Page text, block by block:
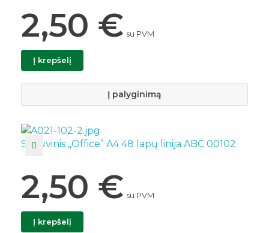
2,50 € su PVM
Į krepšelį
Į palyginimą
Sąsiuvinis „Office” A4 48 lapų linija ABC 00102
2,50 € su PVM
Į krepšelį